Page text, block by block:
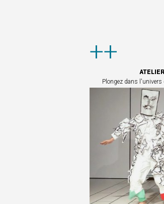
++
ATELIER
Plongez dans l'univers